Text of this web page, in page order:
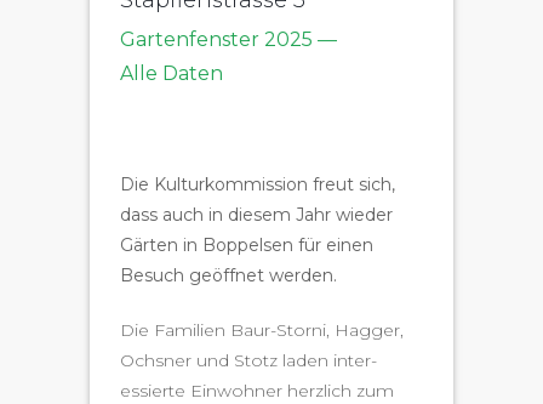
Garten­fen­ster 2025 —
Alle Daten
Die Kul­turkom­mis­sion freut sich,
dass auch in diesem Jahr wieder
Gärten in Bop­pelsen für einen
Besuch geöffnet werden.
Die Fam­i­lien Baur-Storni, Hag­ger,
Ochsner und Stotz laden inter­
essierte Ein­wohn­er her­zlich zum